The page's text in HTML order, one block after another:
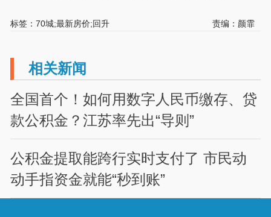
标签：70城;最新房价;回升 责编：颜霏
相关新闻
全国首个！如何用数字人民币缴存、贷
款公积金？江苏率先出“导则”
公积金提取能跨行实时支付了 市民动
动手指资金就能“秒到账”